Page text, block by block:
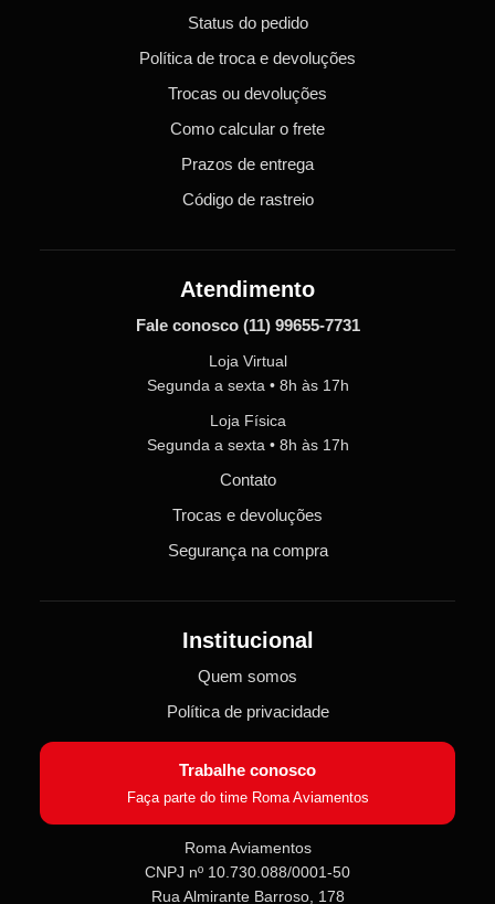
Roma Aviamentos
Status do pedido
Política de troca e devoluções
Trocas ou devoluções
Como calcular o frete
Prazos de entrega
Código de rastreio
Atendimento
Fale conosco (11) 99655-7731
Loja Virtual
Segunda a sexta • 8h às 17h
Loja Física
Segunda a sexta • 8h às 17h
Contato
Trocas e devoluções
Segurança na compra
Institucional
Quem somos
Política de privacidade
Trabalhe conosco
Faça parte do time Roma Aviamentos
Roma Aviamentos
CNPJ nº 10.730.088/0001-50
Rua Almirante Barroso, 178